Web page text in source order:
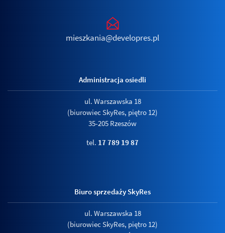
mieszkania@developres.pl
Administracja osiedli
ul. Warszawska 18
(biurowiec SkyRes, piętro 12)
35-205 Rzeszów
tel. 17 789 19 87
Biuro sprzedaży SkyRes
ul. Warszawska 18
(biurowiec SkyRes, piętro 12)